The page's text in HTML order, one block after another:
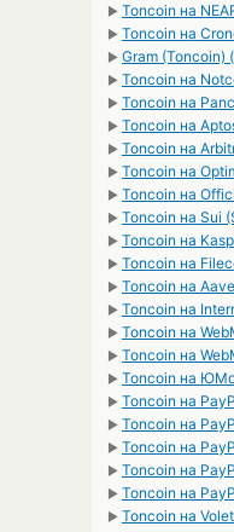
► Toncoin на
► Toncoin на
► Gram (Toncoin)
► Toncoin на
► Toncoin на
► Toncoin на
► Toncoin на
► Toncoin на
► Toncoin на
► Toncoin на Sui
► Toncoin на
► Toncoin на
► Toncoin на
► Toncoin на
► Toncoin на
► Toncoin на
► Toncoin на
► Toncoin на
► Toncoin на
► Toncoin на
► Toncoin на
► Toncoin на
► Toncoin на